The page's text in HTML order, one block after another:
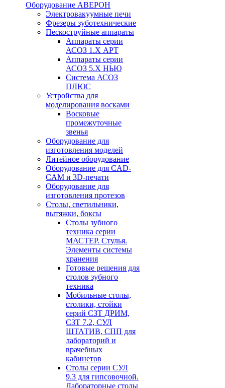
Оборудование АВЕРОН
Электровакуумные печи
Фрезеры зуботехнические
Пескоструйные аппараты
Аппараты серии
АСОЗ 1.Х АРТ
Аппараты серии
АСОЗ 5.Х НЬЮ
Система АСОЗ
ПЛЮС
Устройства для
моделирования восками
Восковые
промежуточные
звенья
Оборудование для
изготовления моделей
Литейное оборудование
Оборудование для CAD-
CAM и 3D-печати
Оборудование для
изготовления протезов
Cтолы, светильники,
вытяжки, боксы
Столы зубного
техника серии
МАСТЕР. Стулья.
Элементы системы
хранения
Готовые решения для
столов зубного
техника
Мобильные столы,
столики, стойки
серий СЗТ ДРИМ,
СЗТ 7.2, СУЛ
ШТАТИВ, СПП для
лабораторий и
врачебных
кабинетов
Столы серии СУЛ
9.3 для гипсовочной.
Лабораторные столы